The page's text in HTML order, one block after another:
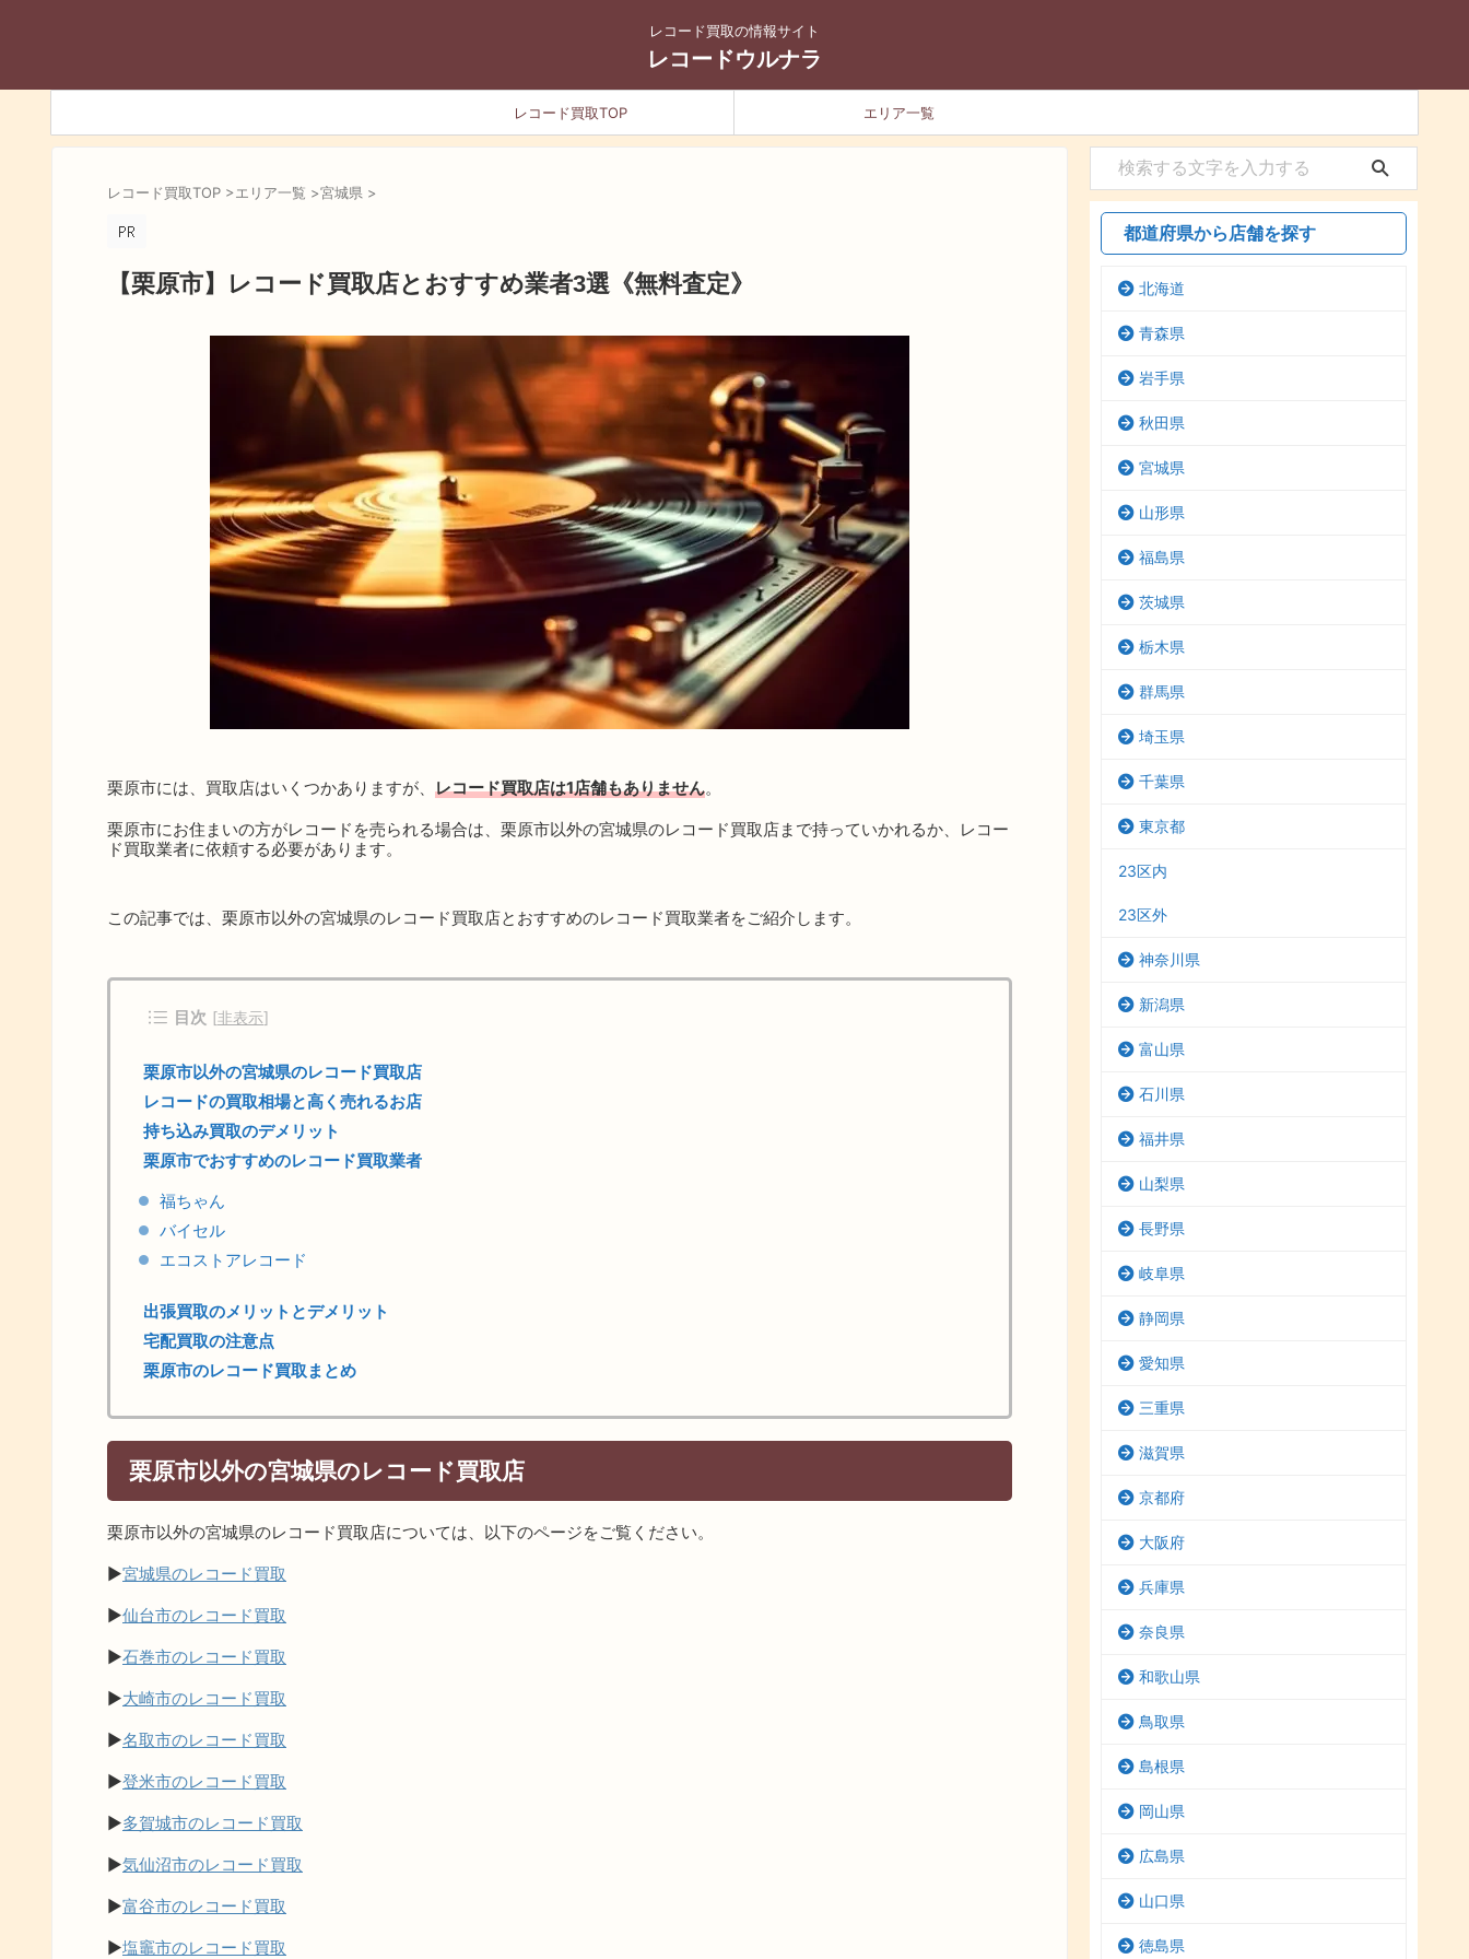
レコード買取の情報サイト
レコードウルナラ
レコード買取TOP エリア一覧
レコード買取TOP >エリア一覧 >宮城県 >
【栗原市】レコード買取店とおすすめ業者3選《無料査定》
栗原市には、買取店はいくつかありますが、 レコード買取店は1店舗もありません。
栗原市にお住まいの方がレコードを売られる場合は、栗原市以外の宮城県のレコード買取店まで持っていかれるか、レコー
ド買取業者に依頼する必要があります。
この記事では、栗原市以外の宮城県のレコード買取店とおすすめのレコード買取業者をご紹介します。
目次 [非表示]
栗原市以外の宮城県のレコード買取店
レコードの買取相場と高く売れるお店
持ち込み買取のデメリット
栗原市でおすすめのレコード買取業者
福ちゃん
バイセル
エコストアレコード
出張買取のメリットとデメリット
宅配買取の注意点
栗原市のレコード買取まとめ
栗原市以外の宮城県のレコード買取店
栗原市以外の宮城県のレコード買取店については、以下のページをご覧ください。
▶宮城県のレコード買取
▶仙台市のレコード買取
▶石巻市のレコード買取
▶大崎市のレコード買取
▶名取市のレコード買取
▶登米市のレコード買取
▶多賀城市のレコード買取
▶気仙沼市のレコード買取
▶富谷市のレコード買取
▶塩竈市のレコード買取
都道府県から店舗を探す
北海道
青森県
岩手県
秋田県
宮城県
山形県
福島県
茨城県
栃木県
群馬県
埼玉県
千葉県
東京都
23区内
23区外
神奈川県
新潟県
富山県
石川県
福井県
山梨県
長野県
岐阜県
静岡県
愛知県
三重県
滋賀県
京都府
大阪府
兵庫県
奈良県
和歌山県
鳥取県
島根県
岡山県
広島県
山口県
徳島県